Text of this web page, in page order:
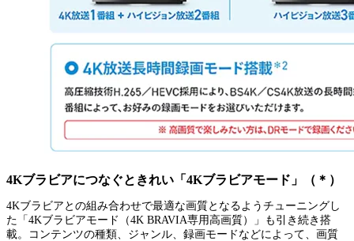
4Kブラビアにつなぐときれい「4Kブラビアモード」（＊）
4Kブラビアとの組み合わせで最適な画質となるようチューニングし
た「4Kブラビアモード（4K BRAVIA専用高画質）」も引き続き搭
載。コンテンツの種類、ジャンル、録画モードなどによって、画質